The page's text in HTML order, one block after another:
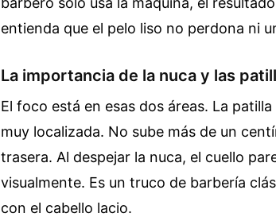
entienda que el pelo liso no perdona ni
La importancia de la nuca y las
El foco está en esas dos áreas. La
muy localizada. No sube más de un
trasera. Al despejar la nuca, el cuello
visualmente. Es un truco de barbería
con el cabello lacio.